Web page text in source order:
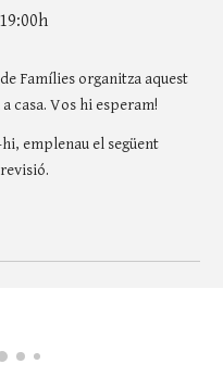
Famílies organitza aquest
casa. Vos hi esperam!
emplenau el següent